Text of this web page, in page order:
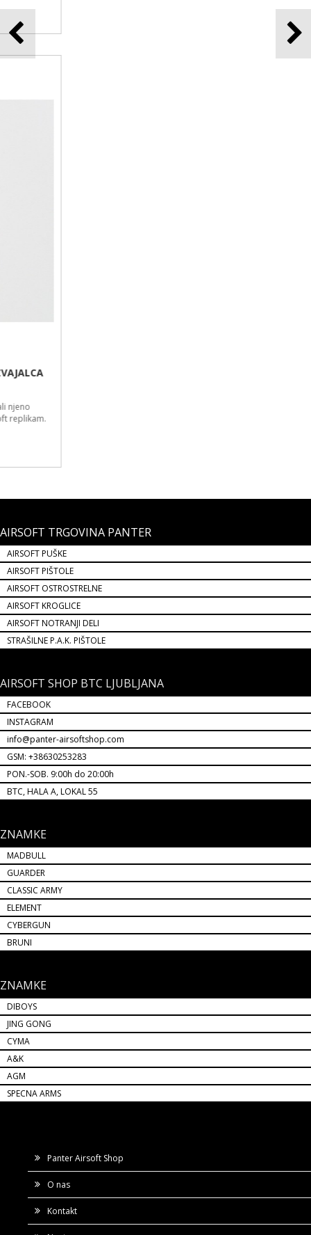
AIRSOFT TRGOVINA PANTER
AIRSOFT PUŠKE
AIRSOFT PIŠTOLE
AIRSOFT OSTROSTRELNE
AIRSOFT KROGLICE
AIRSOFT NOTRANJI DELI
STRAŠILNE P.A.K. PIŠTOLE
AIRSOFT SHOP BTC LJUBLJANA
FACEBOOK
INSTAGRAM
info@panter-airsoftshop.com
GSM: +38630253283
PON.-SOB. 9:00h do 20:00h
BTC, HALA A, LOKAL 55
ZNAMKE
MADBULL
GUARDER
CLASSIC ARMY
ELEMENT
CYBERGUN
BRUNI
ZNAMKE
DIBOYS
JING GONG
CYMA
A&K
AGM
SPECNA ARMS
Panter Airsoft Shop
O nas
Kontakt